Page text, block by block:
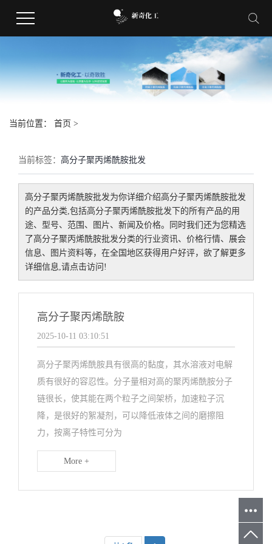
当前位置： 首页 >
当前标签： 高分子聚丙烯酰胺批发
高分子聚丙烯酰胺批发为你详细介绍高分子聚丙烯酰胺批发
的产品分类,包括高分子聚丙烯酰胺批发下的所有产品的用
途、型号、范围、图片、新闻及价格。同时我们还为您精选
了高分子聚丙烯酰胺批发分类的行业资讯、价格行情、展会
信息、图片资料等，在全国地区获得用户好评，欲了解更多
详细信息,请点击访问!
高分子聚丙烯酰胺
2025-10-11 03:10:51
高分子聚丙烯酰胺具有很高的黏度，其水溶液对电解
质有很好的容忍性。分子量相对高的聚丙烯酰胺分子
链很长，使其能在两个粒子之间架桥，加速粒子沉
降，是很好的絮凝剂，可以降低液体之间的磨擦阻
力，按离子特性可分为
More +